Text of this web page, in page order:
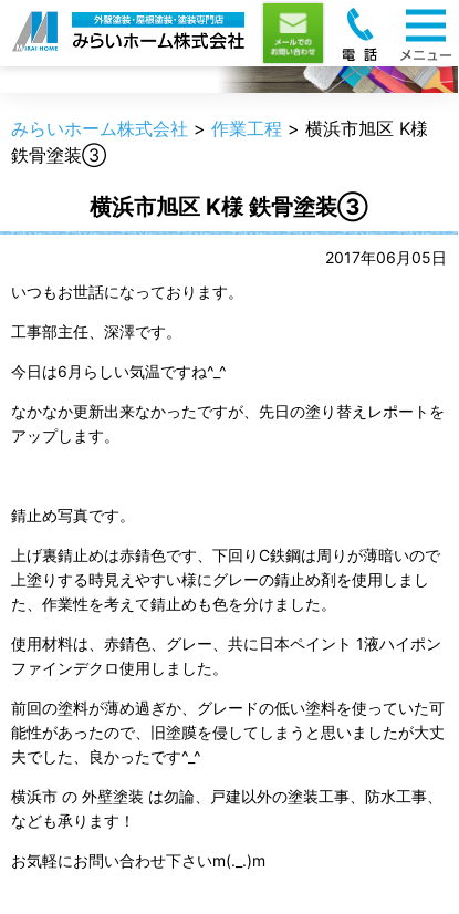
職人のうんちく
みらいホーム株式会社 > 作業工程 > 横浜市旭区 K様
鉄骨塗装③
横浜市旭区 K様 鉄骨塗装③
2017年06月05日
いつもお世話になっております。
工事部主任、深澤です。
今日は6月らしい気温ですね^_^
なかなか更新出来なかったですが、先日の塗り替えレポートを
アップします。
錆止め写真です。
上げ裏錆止めは赤錆色です、下回りC鉄鋼は周りが薄暗いので
上塗りする時見えやすい様にグレーの錆止め剤を使用しまし
た、作業性を考えて錆止めも色を分けました。
使用材料は、赤錆色、グレー、共に日本ペイント 1液ハイポン
ファインデクロ使用しました。
前回の塗料が薄め過ぎか、グレードの低い塗料を使っていた可
能性があったので、旧塗膜を侵してしまうと思いましたが大丈
夫でした、良かったです^_^
横浜市 の 外壁塗装 は勿論、戸建以外の塗装工事、防水工事、
なども承ります！
お気軽にお問い合わせ下さいm(._.)m